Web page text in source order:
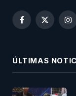
Facebook
X
ÚLTIMAS